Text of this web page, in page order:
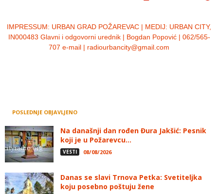
IMPRESSUM: URBAN GRAD POŽAREVAC | MEDIJ: URBAN CITY,
IN000483 Glavni i odgovorni urednik | Bogdan Popović | 062/565-
707 e-mail | radiourbancity@gmail.com
POSLEDNJE OBJAVLJENO
Na današnji dan rođen Đura Jakšić: Pesnik
koji je u Požarevcu...
VESTI 08/08/2026
Danas se slavi Trnova Petka: Svetiteljka
koju posebno poštuju žene